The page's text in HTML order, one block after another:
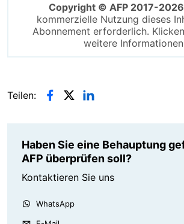
Copyright © AFP 2017-
kommerzielle Nutzung dieses
Abonnement erforderlich.
weitere
Teilen:
Haben Sie eine Behauptung
AFP überprüfen soll?
Kontaktieren Sie uns
WhatsApp